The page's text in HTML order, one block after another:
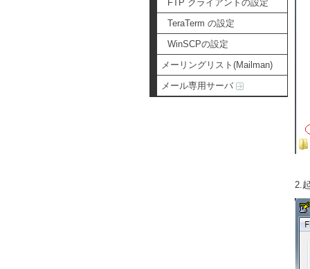
FTP クライアントの設定
TeraTerm の設定
WinSCPの設定
メーリングリスト(Mailman)
メール専用サーバ
2.